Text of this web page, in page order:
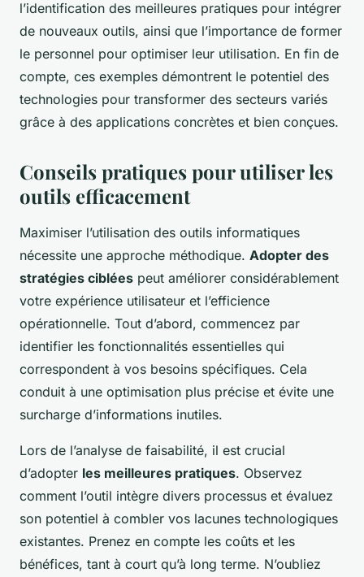
l’identification des meilleures pratiques pour intégrer
de nouveaux outils, ainsi que l’importance de former
le personnel pour optimiser leur utilisation. En fin de
compte, ces exemples démontrent le potentiel des
technologies pour transformer des secteurs variés
grâce à des applications concrètes et bien conçues.
Conseils pratiques pour utiliser les
outils efficacement
Maximiser l’utilisation des outils informatiques
nécessite une approche méthodique. Adopter des
stratégies ciblées peut améliorer considérablement
votre expérience utilisateur et l’efficience
opérationnelle. Tout d’abord, commencez par
identifier les fonctionnalités essentielles qui
correspondent à vos besoins spécifiques. Cela
conduit à une optimisation plus précise et évite une
surcharge d’informations inutiles.
Lors de l’analyse de faisabilité, il est crucial
d’adopter les meilleures pratiques. Observez
comment l’outil intègre divers processus et évaluez
son potentiel à combler vos lacunes technologiques
existantes. Prenez en compte les coûts et les
bénéfices, tant à court qu’à long terme. N’oubliez